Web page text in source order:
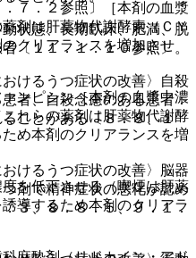
７．２参照〕［本剤の血漿
剤は肝薬物代謝酵素（ＣＹ
クリアランスを増加させ
ンピシン［本剤の血漿中濃
れらの薬剤は肝薬物代謝酵
め本剤のクリアランスを増
を低下させる（喫煙は肝薬
導するため本剤のクリアラ
状態、長期臥床、肥満、脱
〔１１．１．１０参照〕。
けるうつ症状の改善〉自殺
者、自殺念慮のある患者：
ことがある〔８．８、１
けるうつ症状の改善〉脳器
剤で精神症状の悪化が認め
３、８．８．５、９．１．